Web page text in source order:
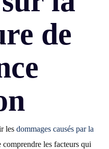
de
les dommages causés par la
les facteurs qui